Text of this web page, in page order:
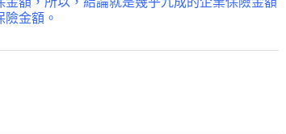
金額。